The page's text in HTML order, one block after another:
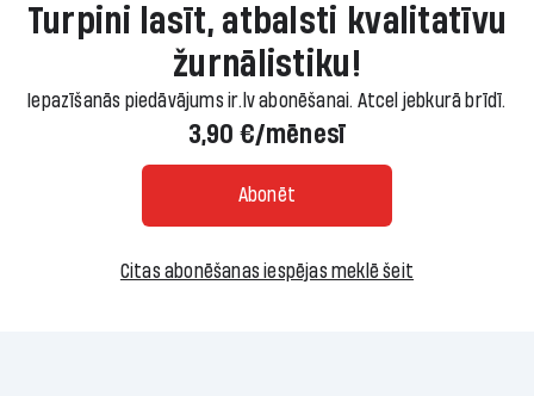
Turpini lasīt, atbalsti kvalitatīvu
žurnālistiku!
Iepazīšanās piedāvājums ir.lv abonēšanai. Atcel jebkurā brīdī.
3,90 €/mēnesī
Abonēt
Citas abonēšanas iespējas meklē šeit